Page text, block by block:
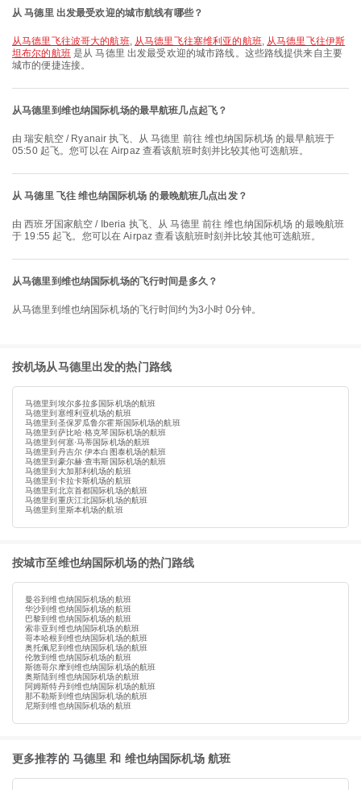
从 马德里 出发最受欢迎的城市航线有哪些？
从马德里飞往波哥大的航班, 从马德里飞往塞维利亚的航班, 从马德里飞往伊斯
坦布尔的航班是从 马德里 出发最受欢迎的城市路线。这些路线提供来自主要
城市的便捷连接。
从马德里到维也纳国际机场的最早航班几点起飞？
由 瑞安航空 / Ryanair 执飞、从 马德里 前往 维也纳国际机场 的最早航班于
05:50 起飞。您可以在 Airpaz 查看该航班时刻并比较其他可选航班。
从 马德里 飞往 维也纳国际机场 的最晚航班几点出发？
由 西班牙国家航空 / Iberia 执飞、从 马德里 前往 维也纳国际机场 的最晚航班
于 19:55 起飞。您可以在 Airpaz 查看该航班时刻并比较其他可选航班。
从马德里到维也纳国际机场的飞行时间是多久？
从马德里到维也纳国际机场的飞行时间约为3小时 0分钟。
按机场从马德里出发的热门路线
马德里到埃尔多拉多国际机场的航班
马德里到塞维利亚机场的航班
马德里到圣保罗瓜鲁尔霍斯国际机场的航班
马德里到萨比哈·格克琴国际机场的航班
马德里到何塞·马蒂国际机场的航班
马德里到丹吉尔 伊本白图泰机场的航班
马德里到豪尔赫·查韦斯国际机场的航班
马德里到大加那利机场的航班
马德里到卡拉卡斯机场的航班
马德里到北京首都国际机场的航班
马德里到重庆江北国际机场的航班
马德里到里斯本机场的航班
按城市至维也纳国际机场的热门路线
曼谷到维也纳国际机场的航班
华沙到维也纳国际机场的航班
巴黎到维也纳国际机场的航班
索非亚到维也纳国际机场的航班
哥本哈根到维也纳国际机场的航班
奥托佩尼到维也纳国际机场的航班
伦敦到维也纳国际机场的航班
斯德哥尔摩到维也纳国际机场的航班
奥斯陆到维也纳国际机场的航班
阿姆斯特丹到维也纳国际机场的航班
那不勒斯到维也纳国际机场的航班
尼斯到维也纳国际机场的航班
更多推荐的 马德里 和 维也纳国际机场 航班